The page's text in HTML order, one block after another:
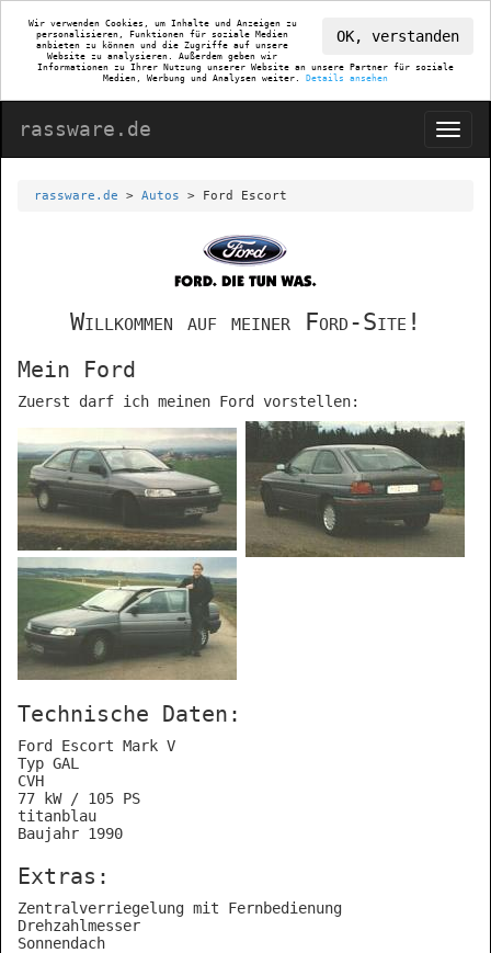
OK, verstanden
Wir verwenden Cookies, um Inhalte und Anzeigen zu
personalisieren, Funktionen für soziale Medien
anbieten zu können und die Zugriffe auf unsere
Website zu analysieren. Außerdem geben wir
Informationen zu Ihrer Nutzung unserer Website an unsere Partner für soziale
Medien, Werbung und Analysen weiter. Details ansehen
rassware.de
rassware.de > Autos > Ford Escort
Willkommen auf meiner Ford-Site!
Mein Ford
Zuerst darf ich meinen Ford vorstellen:
Technische Daten:
Ford Escort Mark V
Typ GAL
CVH
77 kW / 105 PS
titanblau
Baujahr 1990
Extras:
Zentralverriegelung mit Fernbedienung
Drehzahlmesser
Sonnendach